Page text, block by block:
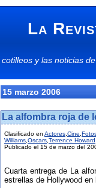
La
cotilleosy las noticias
15 marzo 2006
La alfombra roja de
Clasificado en Actores Cine
Williams Oscars Terrence Howard
Publicado el 15 de marzo del
Cuarta entrega de La
estrellas de Hollywood